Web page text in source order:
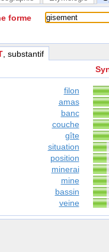
forme
, substantif
filon
amas
banc
couche
gîte
situation
position
minerai
mine
bassin
veine